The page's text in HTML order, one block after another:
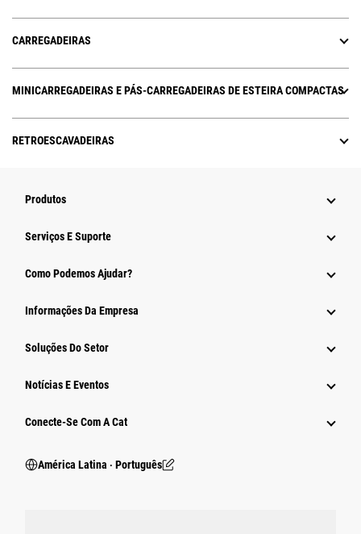
CARREGADEIRAS
MINICARREGADEIRAS E PÁS-CARREGADEIRAS DE ESTEIRA COMPACTAS
RETROESCAVADEIRAS
Produtos
Serviços E Suporte
Como Podemos Ajudar?
Informações Da Empresa
Soluções Do Setor
Notícias E Eventos
Conecte-Se Com A Cat
América Latina ‧ Português